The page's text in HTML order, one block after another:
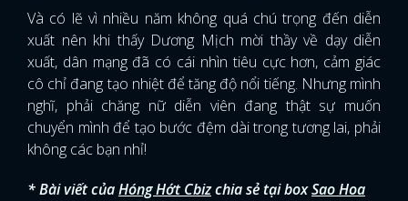
ĐĂNG NHẬP
Và có lẽ vì nhiều năm không quá chú trọng đến diễn
xuất nên khi thấy Dương Mịch mời thầy về dạy diễn
xuất, dân mạng đã có cái nhìn tiêu cực hơn, cảm giác
cô chỉ đang tạo nhiệt để tăng độ nổi tiếng. Nhưng mình
nghĩ, phải chăng nữ diễn viên đang thật sự muốn
chuyển mình để tạo bước đệm dài trong tương lai, phải
không các bạn nhỉ!
* Bài viết củaHóng Hớt Cbizchia sẻ tại boxSao Hoa